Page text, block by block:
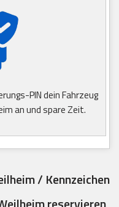
PIN dein Fahrzeug
an und spare Zeit.
/ Kennzeichen